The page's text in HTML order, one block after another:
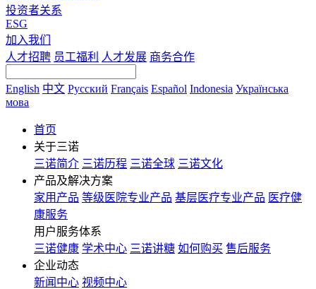
投资者关系
ESG
加入我们
人才招聘 员工福利 人才发展 商务合作
English 中文 Русский Français Español Indonesia Українська
мова
首页
关于三诺
三诺简介 三诺历程 三诺全球 三诺文化
产品及解决方案
家用产品 等级医院专业产品 基层医疗专业产品 医疗健
康服务
用户服务体系
三诺健康 学术中心 三诺讲糖 如何购买 售后服务
企业动态
新闻中心 视频中心